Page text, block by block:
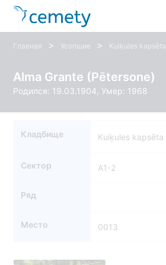
Главная > Усопшие > Kuiķules kapsēta
Alma Grante (Pētersone)
Родился: 19.03.1904, Умер: 1968
Кладбище Kuiķules kapsēta
Сектор A1-2
Ряд
Место 0013